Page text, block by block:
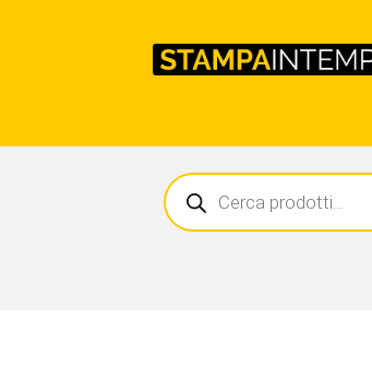
Ricerca
prodotti